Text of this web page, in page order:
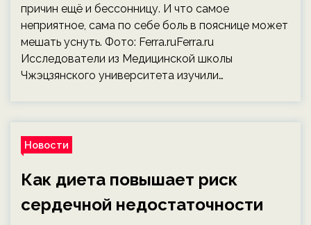
причин ещё и бессонницу. И что самое
неприятное, сама по себе боль в пояснице может
мешать уснуть. Фото: Ferra.ruFerra.ru
Исследователи из Медицинской школы
Чжэцзянского университета изучили…
Новости
Как диета повышает риск
сердечной недостаточности